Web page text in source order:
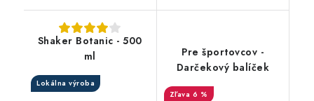
Shaker Botanic - 500
ml
Lokálna výroba
Pre športovcov -
Darčekový balíček
6 %